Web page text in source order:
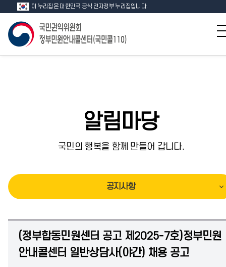
이 누리집은 대한민국 공식 전자정부 누리집입니다.
알림마당
국민의 행복을 함께 만들어 갑니다.
공지사항
(정부합동민원센터 공고 제2025-7호)정부민원
안내콜센터 일반상담사(야간) 채용 공고